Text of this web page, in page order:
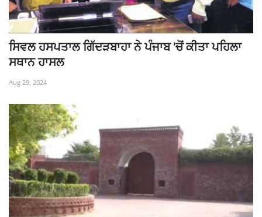
ਸਿਵਲ ਹਸਪਤਾਲ ਗਿੱਦੜਬਾਹਾ ਨੇ ਪੰਜਾਬ 'ਚੋਂ ਕੀਤਾ ਪਹਿਲਾ
ਸਥਾਨ ਹਾਸਲ
Aug 29, 2024